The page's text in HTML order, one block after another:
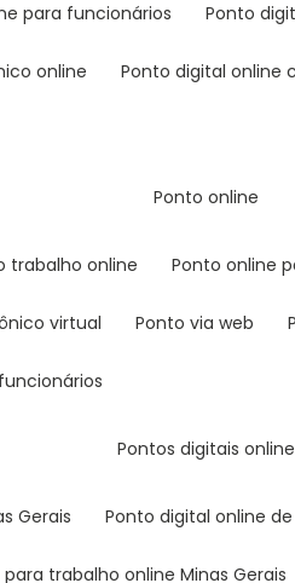
para funcionários ponto
online ponto digital
ponto online
trabalho online ponto online
virtual ponto via web
pontos digitais online
Gerais ponto digital online
para trabalho online Minas Gerais